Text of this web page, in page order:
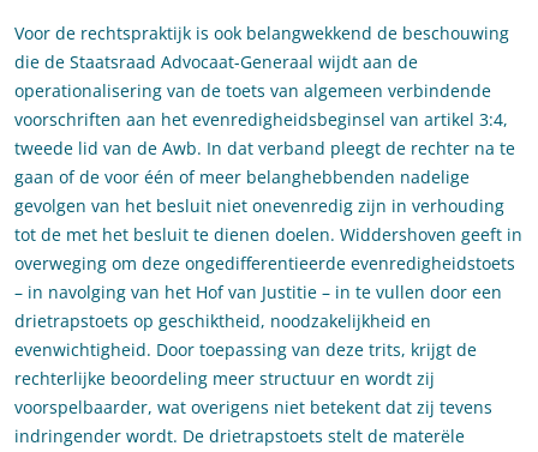
Voor de rechtspraktijk is ook belangwekkend de beschouwing
die de Staatsraad Advocaat-Generaal wijdt aan de
operationalisering van de toets van algemeen verbindende
voorschriften aan het evenredigheidsbeginsel van artikel 3:4,
tweede lid van de Awb. In dat verband pleegt de rechter na te
gaan of de voor één of meer belanghebbenden nadelige
gevolgen van het besluit niet onevenredig zijn in verhouding
tot de met het besluit te dienen doelen. Widdershoven geeft in
overweging om deze ongedifferentieerde evenredigheidstoets
– in navolging van het Hof van Justitie – in te vullen door een
drietrapstoets op geschiktheid, noodzakelijkheid en
evenwichtigheid. Door toepassing van deze trits, krijgt de
rechterlijke beoordeling meer structuur en wordt zij
voorspelbaarder, wat overigens niet betekent dat zij tevens
indringender wordt. De drietrapstoets stelt de materële